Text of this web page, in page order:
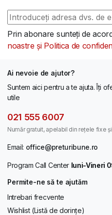
Prin abonare sunteți de
noastre și Politica de
Ai nevoie de ajutor?
Suntem aici pentru a te ajuta. Îți
utile
021 555 6007
Număr gratuit, apelabil din rețele fixe
Email: office@preturibune.ro
Program Call Center luni-Vineri
Permite-ne să te ajutăm
Intrebari frecvente
Wishlist (Listă de dorințe)